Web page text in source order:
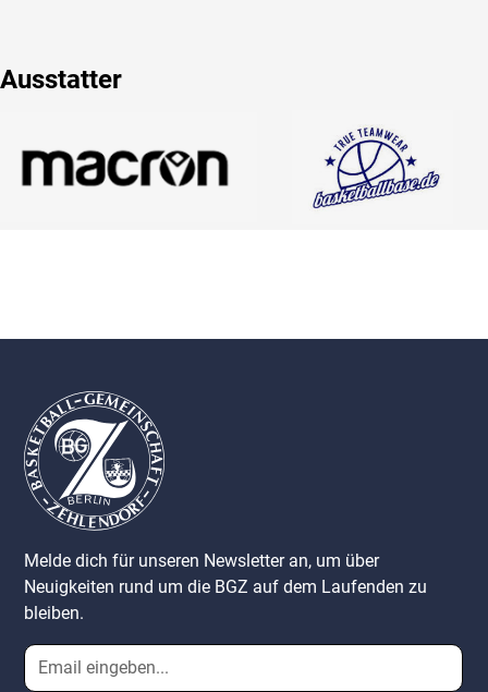
Ausstatter
Melde dich für unseren Newsletter an, um über
Neuigkeiten rund um die BGZ auf dem Laufenden zu
bleiben.